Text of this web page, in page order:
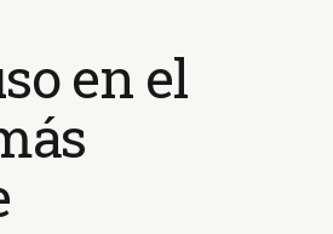
en el